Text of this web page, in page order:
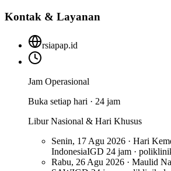
Kontak & Layanan
rsiapap.id
Jam Operasional
Buka setiap hari · 24 jam
Libur Nasional & Hari Khusus
Senin, 17 Agu 2026 · Hari
IndonesiaIGD 24 jam ·
Rabu, 26 Agu 2026 · Maulid